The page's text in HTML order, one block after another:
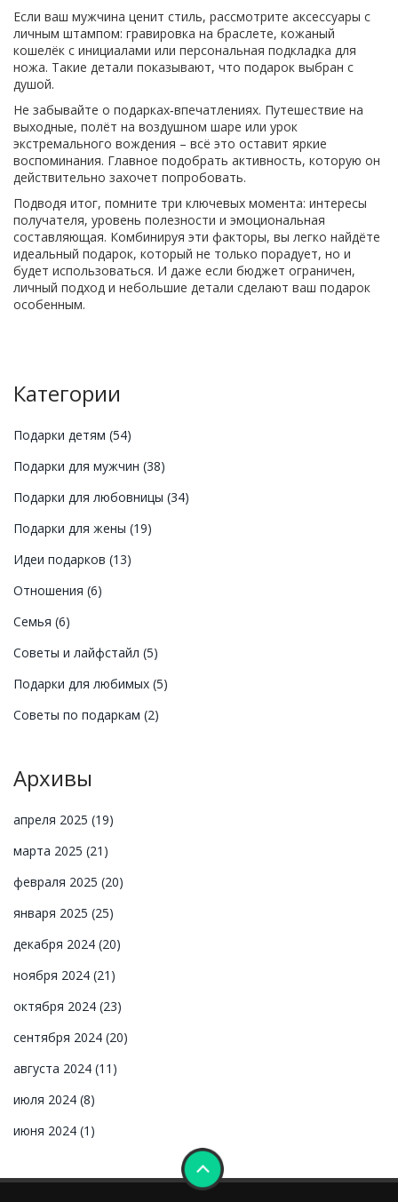
Если ваш мужчина ценит стиль, рассмотрите аксессуары с
личным штампом: гравировка на браслете, кожаный
кошелёк с инициалами или персональная подкладка для
ножа. Такие детали показывают, что подарок выбран с
душой.
Не забывайте о подарках‑впечатлениях. Путешествие на
выходные, полёт на воздушном шаре или урок
экстремального вождения – всё это оставит яркие
воспоминания. Главное подобрать активность, которую он
действительно захочет попробовать.
Подводя итог, помните три ключевых момента: интересы
получателя, уровень полезности и эмоциональная
составляющая. Комбинируя эти факторы, вы легко найдёте
идеальный подарок, который не только порадует, но и
будет использоваться. И даже если бюджет ограничен,
личный подход и небольшие детали сделают ваш подарок
особенным.
Категории
Подарки детям (54)
Подарки для мужчин (38)
Подарки для любовницы (34)
Подарки для жены (19)
Идеи подарков (13)
Отношения (6)
Семья (6)
Советы и лайфстайл (5)
Подарки для любимых (5)
Советы по подаркам (2)
Архивы
апреля 2025 (19)
марта 2025 (21)
февраля 2025 (20)
января 2025 (25)
декабря 2024 (20)
ноября 2024 (21)
октября 2024 (23)
сентября 2024 (20)
августа 2024 (11)
июля 2024 (8)
июня 2024 (1)